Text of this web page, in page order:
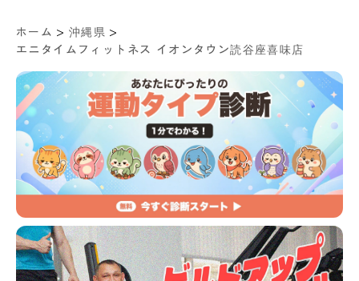
ホーム > 沖縄県 >
エニタイムフィットネス イオンタウン読谷座喜味店